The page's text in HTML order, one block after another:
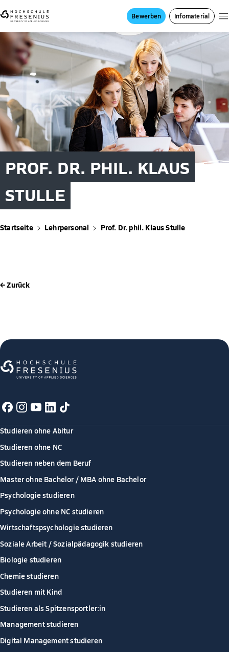
Bewerben Infomaterial
PROF. DR. PHIL. KLAUS
STULLE
Startseite Lehrpersonal Prof. Dr. phil. Klaus Stulle
← Zurück
Studieren ohne Abitur
Studieren ohne NC
Studieren neben dem Beruf
Master ohne Bachelor / MBA ohne Bachelor
Psychologie studieren
Psychologie ohne NC studieren
Wirtschaftspsychologie studieren
Soziale Arbeit / Sozialpädagogik studieren
Biologie studieren
Chemie studieren
Studieren mit Kind
Studieren als Spitzensportler:in
Management studieren
Digital Management studieren